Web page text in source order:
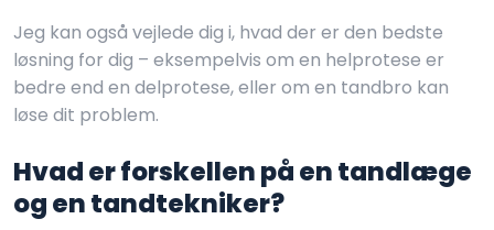
Jeg kan også vejlede dig i, hvad der er den bedste
løsning for dig – eksempelvis om en helprotese er
bedre end en delprotese, eller om en tandbro kan
løse dit problem.
Hvad er forskellen på en tandlæge
og en tandtekniker?